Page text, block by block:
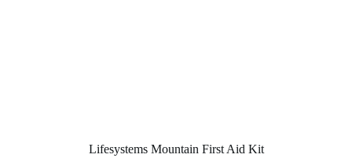
Lifesystems Mountain First Aid Kit